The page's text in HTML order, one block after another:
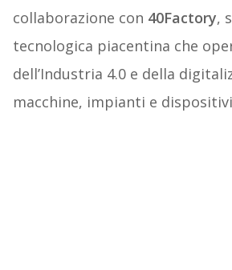
collaborazione con 40Factory,
tecnologica piacentina che
dell’Industria 4.0 e della
macchine, impianti e